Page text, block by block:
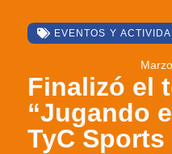
EVENTOS Y
Finalizó el
“Jugando
TyC Sports